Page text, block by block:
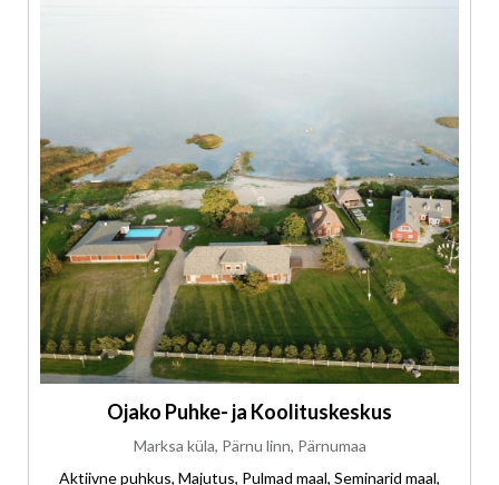
Ojako Puhke- ja Koolituskeskus
Marksa küla, Pärnu linn, Pärnumaa
Aktiivne puhkus, Majutus, Pulmad maal, Seminarid maal,